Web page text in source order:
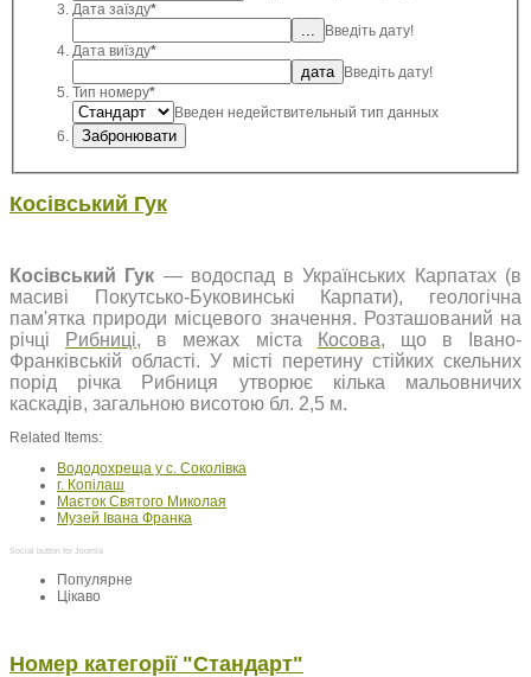
Дата заїзду*
Введіть дату!
Дата виїзду*
Введіть дату!
Тип номеру*
Введен недействительный тип данных
Косівський Гук
Косівський Гук — водоспад в Українських Карпатах (в
масиві
Покутсько-Буковинські Карпати),
геологічна
пам'ятка природи місцевого значення. Розташований на
річці
Рибниці, в межах міста Косова, що в
Івано-
Франківській області. У місті перетину стійких скельних
порід річка Рибниця утворює кілька мальовничих
каскадів, загальною висотою бл. 2,5 м.
Related Items:
Вододохреща у с. Соколівка
г. Копілаш
Маєток Святого Миколая
Музей Івана Франка
Social button for Joomla
Популярне
Цікаво
Номер категорії "Стандарт"